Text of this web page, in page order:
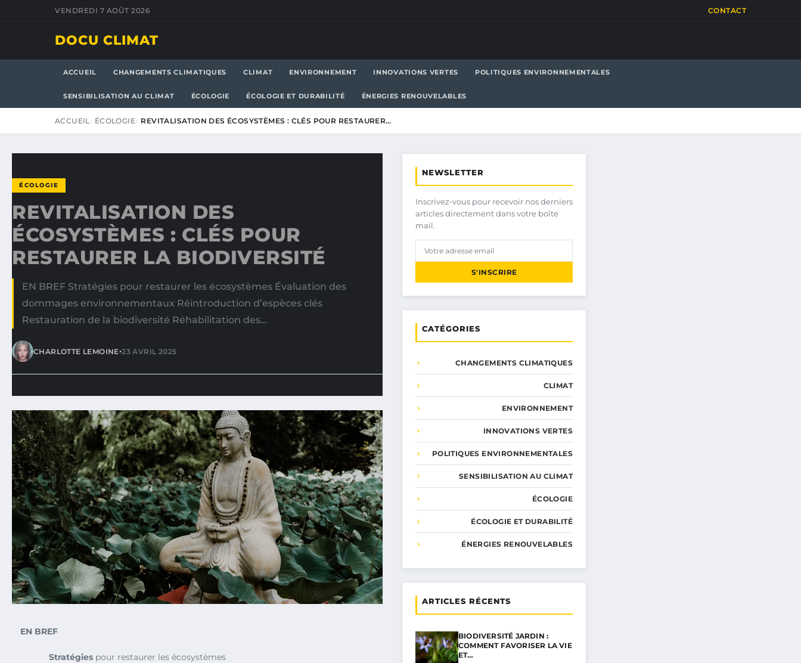
VENDREDI 7 AOÛT 2026 CONTACT
DOCU CLIMAT
ACCUEIL CHANGEMENTS CLIMATIQUES CLIMAT ENVIRONNEMENT INNOVATIONS VERTES POLITIQUES ENVIRONNEMENTALES
SENSIBILISATION AU CLIMAT ÉCOLOGIE ÉCOLOGIE ET DURABILITÉ ÉNERGIES RENOUVELABLES
ACCUEIL ÉCOLOGIE REVITALISATION DES ÉCOSYSTÈMES : CLÉS POUR RESTAURER…
ÉCOLOGIE
REVITALISATION DES
ÉCOSYSTÈMES : CLÉS POUR
RESTAURER LA BIODIVERSITÉ
EN BREF Stratégies pour restaurer les écosystèmes Évaluation des
dommages environnementaux Réintroduction d’espèces clés
Restauration de la biodiversité Réhabilitation des…
CHARLOTTE LEMOINE•23 AVRIL 2025
EN BREF
Stratégies pour restaurer les écosystèmes
NEWSLETTER
Inscrivez-vous pour recevoir nos derniers
articles directement dans votre boîte
mail.
S'INSCRIRE
CATÉGORIES
CHANGEMENTS CLIMATIQUES
CLIMAT
ENVIRONNEMENT
INNOVATIONS VERTES
POLITIQUES ENVIRONNEMENTALES
SENSIBILISATION AU CLIMAT
ÉCOLOGIE
ÉCOLOGIE ET DURABILITÉ
ÉNERGIES RENOUVELABLES
ARTICLES RÉCENTS
BIODIVERSITÉ JARDIN :
COMMENT FAVORISER LA VIE
ET…